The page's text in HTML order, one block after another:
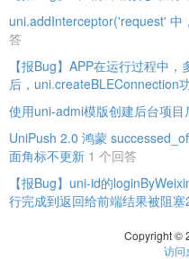
uni.addInterceptor('request' 中
答
【报Bug】APP在运行过程中
后，uni.createBLEConnection
使用uni-admi模版创建后台项目
UniPush 2.0 鸿蒙
面角标不更新 1 个回答
【报Bug】uni-id的
行完成到返回给前端结果被阻塞
Copyright ©
访问